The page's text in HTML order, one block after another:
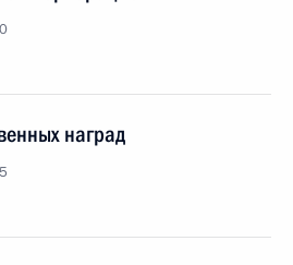
наград